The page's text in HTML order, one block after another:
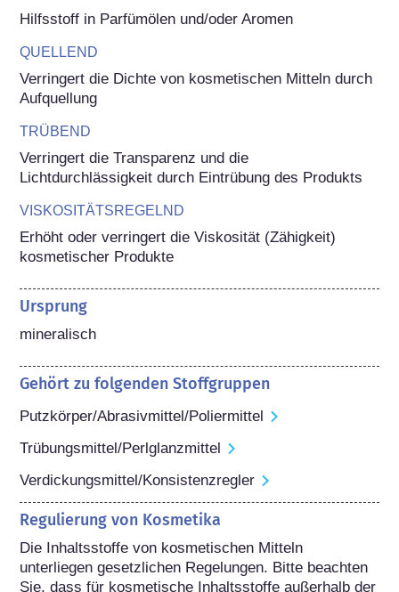
Hilfsstoff in Parfümölen und/oder Aromen
QUELLEND
Verringert die Dichte von kosmetischen Mitteln durch
Aufquellung
TRÜBEND
Verringert die Transparenz und die
Lichtdurchlässigkeit durch Eintrübung des Produkts
VISKOSITÄTSREGELND
Erhöht oder verringert die Viskosität (Zähigkeit)
kosmetischer Produkte
Ursprung
mineralisch
Gehört zu folgenden Stoffgruppen
Putzkörper/Abrasivmittel/Poliermittel
Trübungsmittel/Perlglanzmittel
Verdickungsmittel/Konsistenzregler
Regulierung von Kosmetika
Die Inhaltsstoffe von kosmetischen Mitteln
unterliegen gesetzlichen Regelungen. Bitte beachten
Sie, dass für kosmetische Inhaltsstoffe außerhalb der